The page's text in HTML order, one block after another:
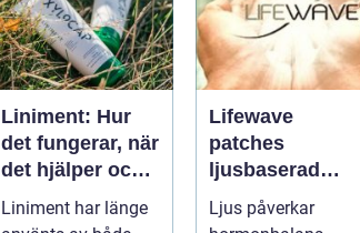
Liniment: Hur
det fungerar, när
det hjälper och
vad man bör
tänka på
Liniment har länge
Lifewave
patches
ljusbaserad
teknik för ett
mer hållbart
Ljus påverkar